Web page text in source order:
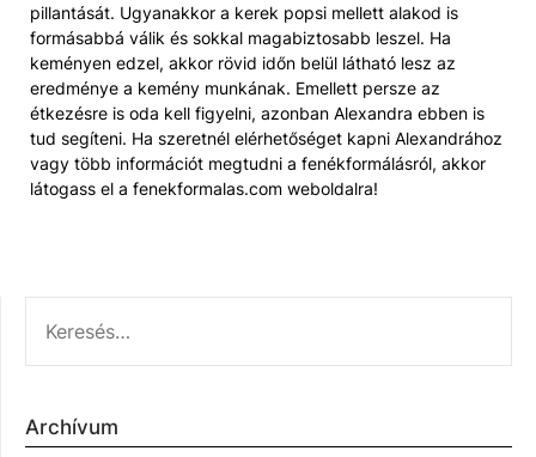
pillantását. Ugyanakkor a kerek popsi mellett alakod is
formásabbá válik és sokkal magabiztosabb leszel. Ha
keményen edzel, akkor rövid időn belül látható lesz az
eredménye a kemény munkának. Emellett persze az
étkezésre is oda kell figyelni, azonban Alexandra ebben is
tud segíteni. Ha szeretnél elérhetőséget kapni Alexandrához
vagy több információt megtudni a fenékformálásról, akkor
látogass el a fenekformalas.com weboldalra!
Archívum